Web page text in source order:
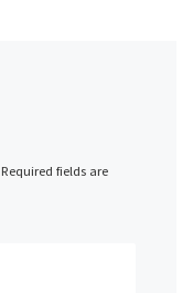
Required fields are